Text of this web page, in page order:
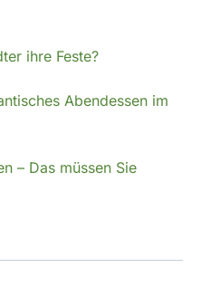
ihre Feste?
Abendessen im
– Das müssen Sie